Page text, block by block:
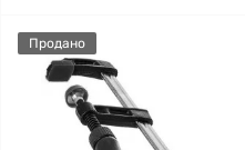
Продано